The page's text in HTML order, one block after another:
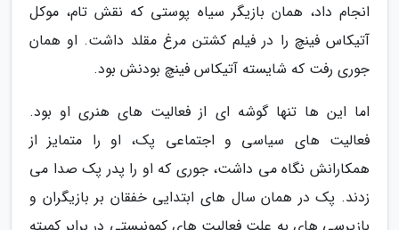
انجام داد، همان بازیگر سیاه پوستی که نقش تام، موکل
آتیکاس فینچ را در فیلم کشتن مرغ مقلد داشت. او همان
جوری رفت که شایسته آتیکاس فینچ بودنش بود.
اما این ها تنها گوشه ای از فعالیت های هنری او بود.
فعالیت های سیاسی و اجتماعی پک، او را متمایز از
همکارانش نگاه می داشت، جوری که او را پدر پک صدا می
زدند. پک در همان سال های ابتدایی خفقان بر بازیگران و